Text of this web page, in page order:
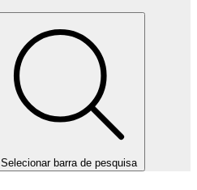
Selecionar barra de pesquisa